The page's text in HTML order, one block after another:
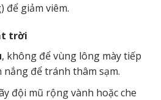
để giảm viêm.
trời
, không để vùng lông mày tiếp
để tránh thâm sạm.
đội mũ rộng vành hoặc che